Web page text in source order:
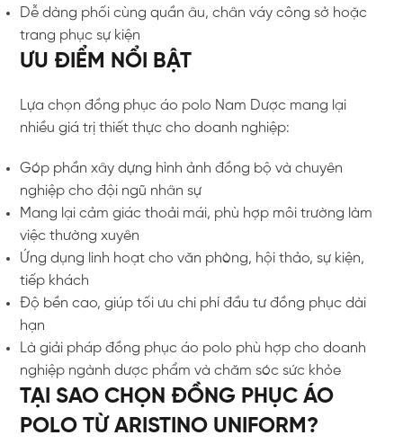
Dễ dàng phối cùng quần âu, chân váy công sở hoặc
trang phục sự kiện
ƯU ĐIỂM NỔI BẬT
Lựa chọn đồng phục áo polo Nam Dược mang lại
nhiều giá trị thiết thực cho doanh nghiệp:
Góp phần xây dựng hình ảnh đồng bộ và chuyên
nghiệp cho đội ngũ nhân sự
Mang lại cảm giác thoải mái, phù hợp môi trường làm
việc thường xuyên
Ứng dụng linh hoạt cho văn phòng, hội thảo, sự kiện,
tiếp khách
Độ bền cao, giúp tối ưu chi phí đầu tư đồng phục dài
hạn
Là giải pháp đồng phục áo polo phù hợp cho doanh
nghiệp ngành dược phẩm và chăm sóc sức khỏe
TẠI SAO CHỌN ĐỒNG PHỤC ÁO
POLO TỪ ARISTINO UNIFORM?